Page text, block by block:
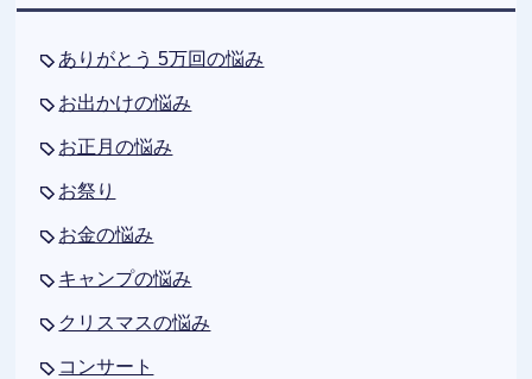
ありがとう 5万回の悩み
お出かけの悩み
お正月の悩み
お祭り
お金の悩み
キャンプの悩み
クリスマスの悩み
コンサート